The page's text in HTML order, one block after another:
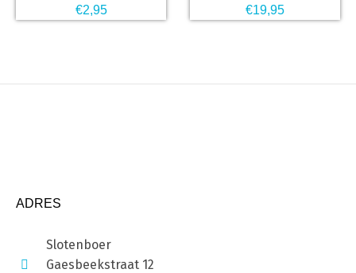
€2,95
€19,95
ADRES
Slotenboer
Gaesbeekstraat 12